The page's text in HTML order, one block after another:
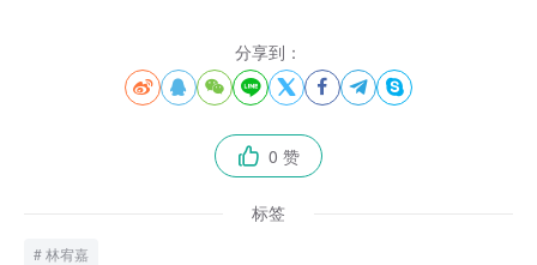
分享到：
       
 0 赞
标签
林宥嘉